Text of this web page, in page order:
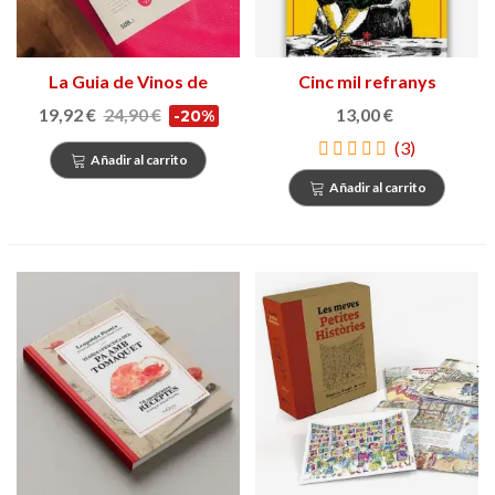
La Guia de Vinos de
Catalunya 2025
19,92 € 24,90 € -20%
Añadir al carrito
Cinc mil refranys
catalans i frases fetes
13,00 €
(3)
Añadir al carrito